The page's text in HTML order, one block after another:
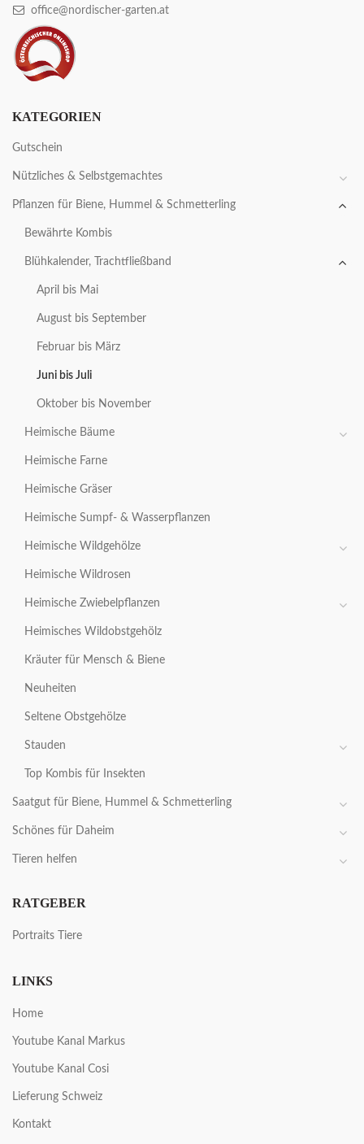
office@nordischer-garten.at
KATEGORIEN
Gutschein
Nützliches & Selbstgemachtes
Pflanzen für Biene, Hummel & Schmetterling
Bewährte Kombis
Blühkalender, Trachtfließband
April bis Mai
August bis September
Februar bis März
Juni bis Juli
Oktober bis November
Heimische Bäume
Heimische Farne
Heimische Gräser
Heimische Sumpf- & Wasserpflanzen
Heimische Wildgehölze
Heimische Wildrosen
Heimische Zwiebelpflanzen
Heimisches Wildobstgehölz
Kräuter für Mensch & Biene
Neuheiten
Seltene Obstgehölze
Stauden
Top Kombis für Insekten
Saatgut für Biene, Hummel & Schmetterling
Schönes für Daheim
Tieren helfen
RATGEBER
Portraits Tiere
LINKS
Home
Youtube Kanal Markus
Youtube Kanal Cosi
Lieferung Schweiz
Kontakt